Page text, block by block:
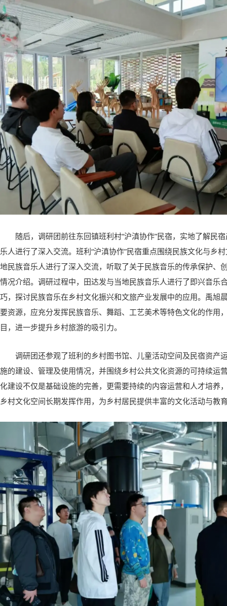
随后，调研团前往东回镇班利村“沪滇协作”民宿，实地了解民
乐人进行了深入交流。班利“沪滇协作”民宿重点围绕民族文化与乡
地民族音乐人进行了深入交流，听取了关于民族音乐的传承保护、
情况介绍。调研过程中，田达发与当地民族音乐人进行了即兴音乐
巧，探讨民族音乐在乡村文化振兴和文旅产业发展中的应用。禹旭
要资源，应充分发挥民族音乐、舞蹈、工艺美术等特色文化的作用
目，进一步提升乡村旅游的吸引力。
调研团还参观了班利的乡村图书馆、儿童活动空间及民宿资产
施的建设、管理及使用情况，并围绕乡村公共文化资源的可持续运
化建设不仅是基础设施的完善，更需要持续的内容运营和人才培养
乡村文化空间长期发挥作用，为乡村居民提供丰富的文化活动与教